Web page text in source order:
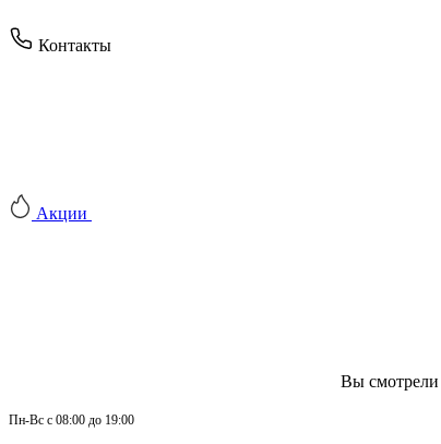
Контакты
Акции
Вы смотрели
Пн-Вс с 08:00 до 19:00